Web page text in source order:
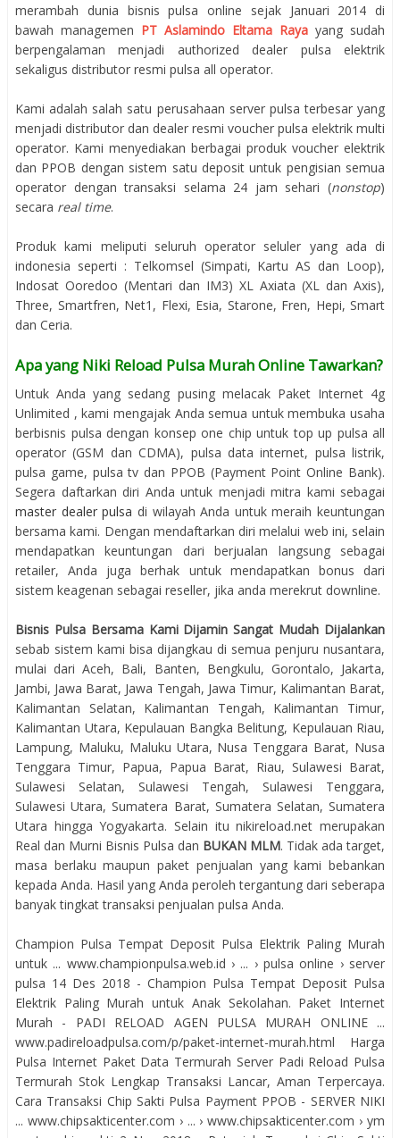
merambah dunia bisnis pulsa online sejak Januari 2014 di
bawah managemen PT Aslamindo Eltama Raya yang sudah
berpengalaman menjadi authorized dealer pulsa elektrik
sekaligus distributor resmi pulsa all operator.
Kami adalah salah satu perusahaan server pulsa terbesar yang
menjadi distributor dan dealer resmi voucher pulsa elektrik multi
operator. Kami menyediakan berbagai produk voucher elektrik
dan PPOB dengan sistem satu deposit untuk pengisian semua
operator dengan transaksi selama 24 jam sehari (nonstop)
secara real time.
Produk kami meliputi seluruh operator seluler yang ada di
indonesia seperti : Telkomsel (Simpati, Kartu AS dan Loop),
Indosat Ooredoo (Mentari dan IM3) XL Axiata (XL dan Axis),
Three, Smartfren, Net1, Flexi, Esia, Starone, Fren, Hepi, Smart
dan Ceria.
Apa yang Niki Reload Pulsa Murah Online Tawarkan?
Untuk Anda yang sedang pusing melacak Paket Internet 4g
Unlimited , kami mengajak Anda semua untuk membuka usaha
berbisnis pulsa dengan konsep one chip untuk top up pulsa all
operator (GSM dan CDMA), pulsa data internet, pulsa listrik,
pulsa game, pulsa tv dan PPOB (Payment Point Online Bank).
Segera daftarkan diri Anda untuk menjadi mitra kami sebagai
master dealer pulsa di wilayah Anda untuk meraih keuntungan
bersama kami. Dengan mendaftarkan diri melalui web ini, selain
mendapatkan keuntungan dari berjualan langsung sebagai
retailer, Anda juga berhak untuk mendapatkan bonus dari
sistem keagenan sebagai reseller, jika anda merekrut downline.
Bisnis Pulsa Bersama Kami Dijamin Sangat Mudah Dijalankan
sebab sistem kami bisa dijangkau di semua penjuru nusantara,
mulai dari Aceh, Bali, Banten, Bengkulu, Gorontalo, Jakarta,
Jambi, Jawa Barat, Jawa Tengah, Jawa Timur, Kalimantan Barat,
Kalimantan Selatan, Kalimantan Tengah, Kalimantan Timur,
Kalimantan Utara, Kepulauan Bangka Belitung, Kepulauan Riau,
Lampung, Maluku, Maluku Utara, Nusa Tenggara Barat, Nusa
Tenggara Timur, Papua, Papua Barat, Riau, Sulawesi Barat,
Sulawesi Selatan, Sulawesi Tengah, Sulawesi Tenggara,
Sulawesi Utara, Sumatera Barat, Sumatera Selatan, Sumatera
Utara hingga Yogyakarta. Selain itu nikireload.net merupakan
Real dan Murni Bisnis Pulsa dan BUKAN MLM. Tidak ada target,
masa berlaku maupun paket penjualan yang kami bebankan
kepada Anda. Hasil yang Anda peroleh tergantung dari seberapa
banyak tingkat transaksi penjualan pulsa Anda.
Champion Pulsa Tempat Deposit Pulsa Elektrik Paling Murah
untuk ... www.championpulsa.web.id › ... › pulsa online › server
pulsa 14 Des 2018 - Champion Pulsa Tempat Deposit Pulsa
Elektrik Paling Murah untuk Anak Sekolahan. Paket Internet
Murah - PADI RELOAD AGEN PULSA MURAH ONLINE ...
www.padireloadpulsa.com/p/paket-internet-murah.html Harga
Pulsa Internet Paket Data Termurah Server Padi Reload Pulsa
Termurah Stok Lengkap Transaksi Lancar, Aman Terpercaya.
Cara Transaksi Chip Sakti Pulsa Payment PPOB - SERVER NIKI
... www.chipsakticenter.com › ... › www.chipsakticenter.com › ym